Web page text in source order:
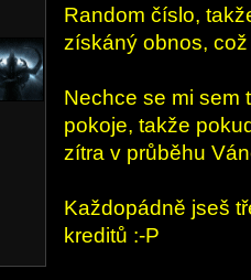
Random číslo,
získáný obnos,
Nechce se mi sem
pokoje, takže
zítra v průběhu
Každopádně jseš
kreditů :-P